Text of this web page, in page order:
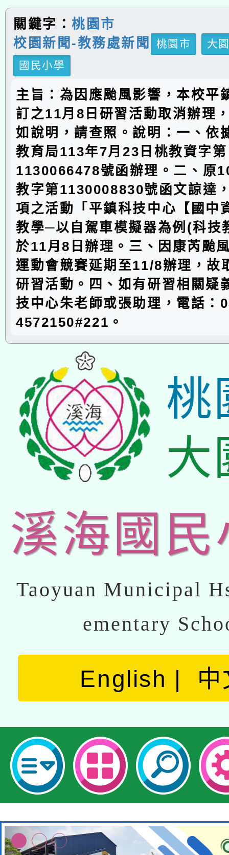
關鍵字：桃園市
校園新聞-教務處新聞
桃園市
大
國民小學
主旨：為因應颱風影響，本校平
訂之11月8日研習活動取消辦理
如說明，請查照。說明：一、依
教育局113年7月23日桃教資字第
1130066478號函辦理。二、原
教字第1130008830號函文諒達
項之活動「平鎮科技中心【國中
教學─以自駕車模擬器為例(科技
於11月8日辦理。三、因康芮颱
運動會競賽延期至11/8辦理，故
研習活動。四、如有研習相關疑
技中心朱老師或張助理，電話：
4572150#221。
桃
大
溪海國民
Taoyuan Municipal
ementary
English 中